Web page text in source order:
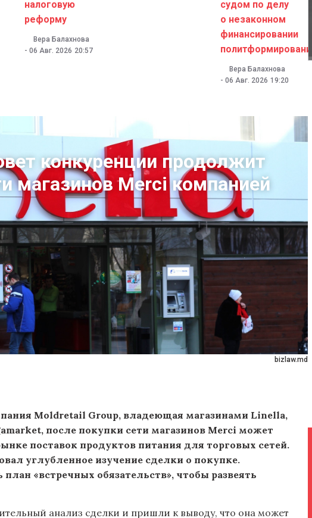
налоговую
реформу
Вера Балахнова
- 06 Авг. 2026 20:57
судом по делу
о незаконном
финансировании
политформирований
Вера Балахнова
- 06 Авг. 2026 19:20
bizlaw.md
конкуренции продолжит
магазинов Merci компанией
Moldretail Group, владеющая магазинами Linella,
после покупки сети магазинов Merci может
поставок продуктов питания для торговых сетей.
углубленное изучение сделки о покупке.
«встречных обязательств», чтобы развеять
анализ сделки и пришли к выводу, что она может